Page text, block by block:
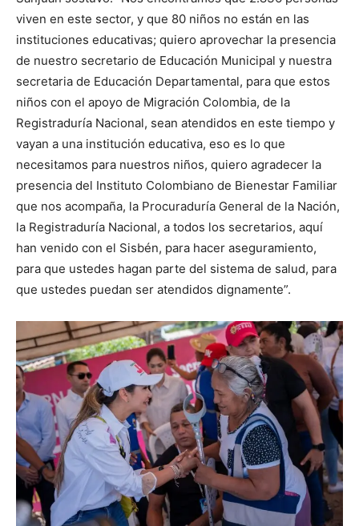
viven en este sector, y que 80 niños no están en las
instituciones educativas; quiero aprovechar la presencia
de nuestro secretario de Educación Municipal y nuestra
secretaria de Educación Departamental, para que estos
niños con el apoyo de Migración Colombia, de la
Registraduría Nacional, sean atendidos en este tiempo y
vayan a una institución educativa, eso es lo que
necesitamos para nuestros niños, quiero agradecer la
presencia del Instituto Colombiano de Bienestar Familiar
que nos acompaña, la Procuraduría General de la Nación,
la Registraduría Nacional, a todos los secretarios, aquí
han venido con el Sisbén, para hacer aseguramiento,
para que ustedes hagan parte del sistema de salud, para
que ustedes puedan ser atendidos dignamente”.